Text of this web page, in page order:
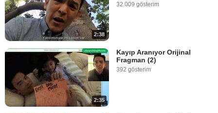
2:38
32.009 gösterim
2:35
Kayıp Aranıyor Orijinal
Fragman (2)
392 gösterim